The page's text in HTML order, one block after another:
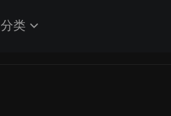
分类